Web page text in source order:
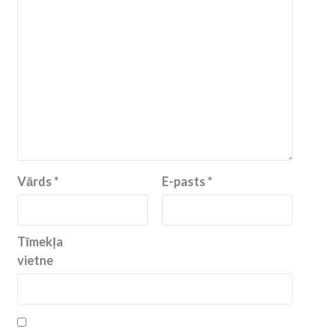
Vārds* E-pasts*
Tīmekļa
vietne